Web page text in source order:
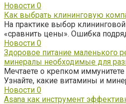
Новости 0
Как выбрать клининговую
На практике выбор
«сравнить цены». Ошибка
Новости 0
Здоровое питание маленького
минералы необходимые для
Мечтаете о крепком иммунитете
Узнайте, какие витамины и
Новости 0
Asana как инструмент